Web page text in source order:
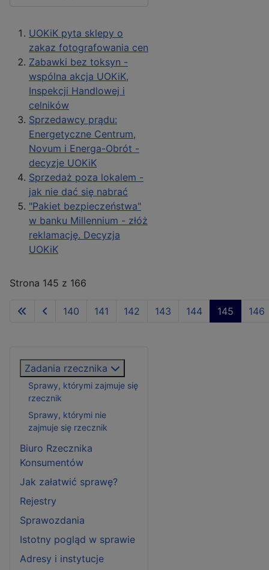
UOKiK pyta sklepy o
zakaz fotografowania cen
Zabawki bez toksyn -
wspólna akcja UOKiK,
Inspekcji Handlowej i
celników
Sprzedawcy prądu:
Energetyczne Centrum,
Novum i Energa-Obrót -
decyzje UOKiK
Sprzedaż poza lokalem -
jak nie dać się nabrać
"Pakiet bezpieczeństwa"
w banku Millennium - złóż
reklamację. Decyzja
UOKiK
Strona 145 z 166
140 141 142 143 144 145 146
Zadania rzecznika
Sprawy, którymi zajmuje się
rzecznik
Sprawy, którymi nie
zajmuje się rzecznik
Biuro Rzecznika
Konsumentów
Jak załatwić sprawę?
Rejestry
Sprawozdania
Istotny pogląd w sprawie
Adresy i instytucje